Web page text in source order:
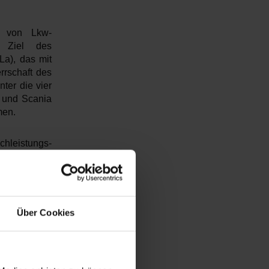
Über Cookies
von Lkw-
Ziel des
das mit
des
die vier
Scania
für die
Lkw-
wichtige